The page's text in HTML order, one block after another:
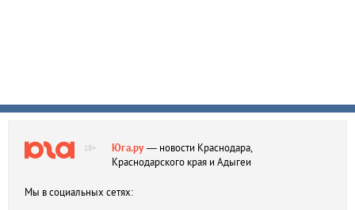
18+ Юга.ру— новости Краснодара,
Краснодарского края и Адыгеи
Мы в социальных сетях: